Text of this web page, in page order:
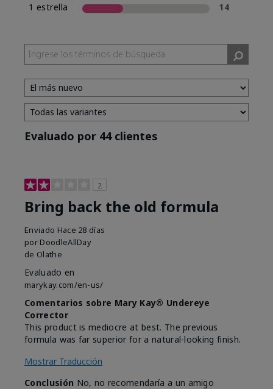
1 estrella
14
Evaluado por 44 clientes
2
Bring back the old formula
Enviado Hace 28 días
por DoodleAllDay
de Olathe
Evaluado en
marykay.com/en-us/
Comentarios sobre Mary Kay® Undereye
Corrector
This product is mediocre at best. The previous
formula was far superior for a natural-looking finish.
Mostrar Traducción
Conclusión No, no recomendaría a un amigo